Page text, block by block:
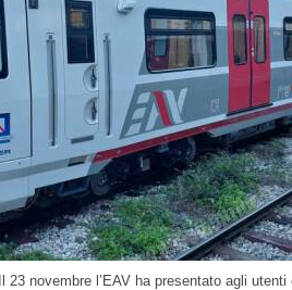
23 novembre l’EAV ha presentato agli